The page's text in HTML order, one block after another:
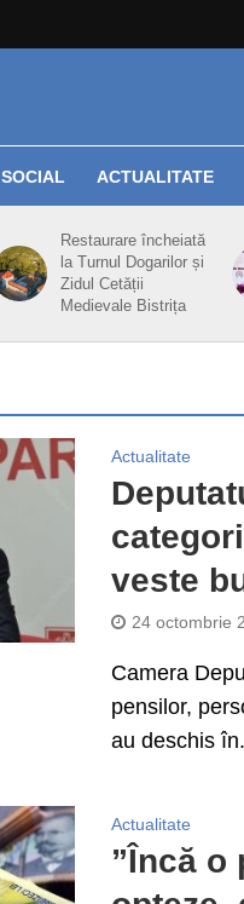
SOCIAL ACTUALITATE
Restaurare încheiată
la Turnul Dogarilor și
Zidul Cetății
Medievale Bistrița
Actualitate
veste
24 octombrie
Camera
pensilor,
au deschis
Actualitate
”Încă o